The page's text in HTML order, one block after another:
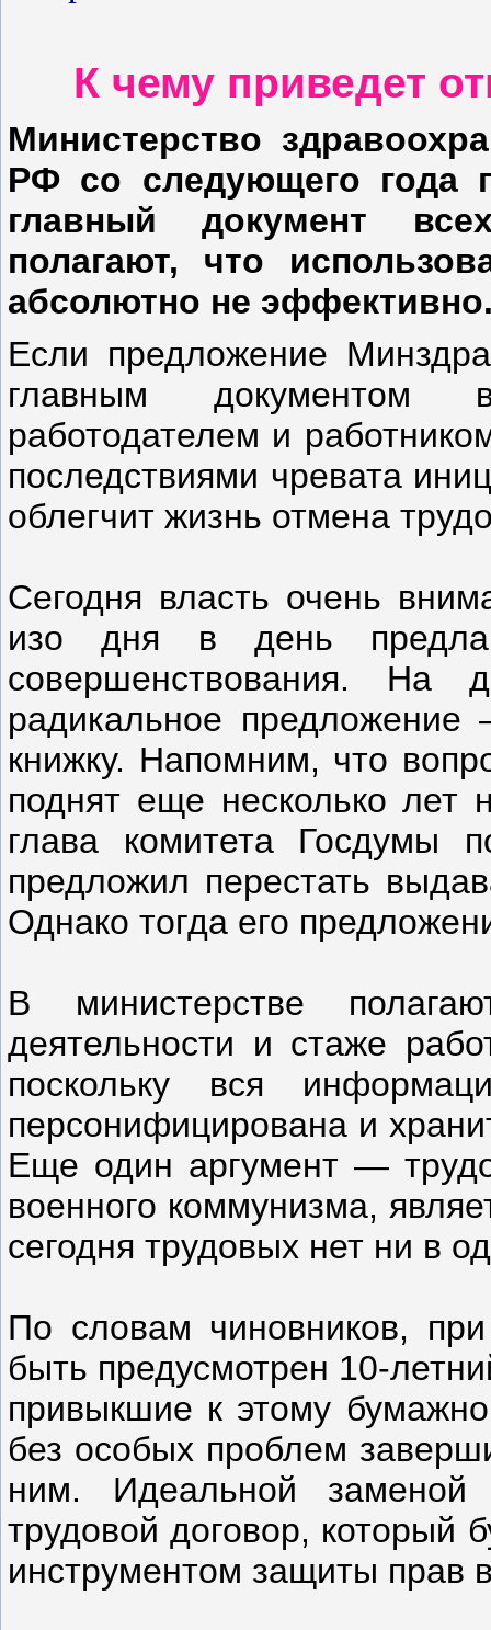
К чему приведет
Министерство
РФ со следующего года
главный документ
полагают, что
абсолютно не
Если предложение
главным документом
работодателем и
последствиями чревата
облегчит жизнь отмена
Сегодня власть очень
изо дня в день
совершенствования. На
радикальное предложение
книжку. Напомним, что
поднят еще несколько лет
глава комитета Госдумы
предложил перестать
Однако тогда его
В министерстве
деятельности и стаже
поскольку вся
персонифицирована и
Еще один аргумент —
военного коммунизма,
сегодня трудовых нет ни в
По словам чиновников,
быть предусмотрен 10-
привыкшие к этому
без особых проблем
ним. Идеальной заменой
трудовой договор,
инструментом защиты прав